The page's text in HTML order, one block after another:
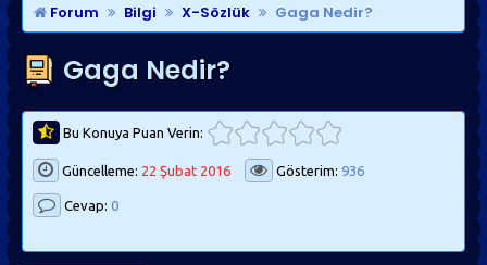
KISAYOLLAR
Forum Bilgi X-Sözlük Gaga Nedir?
Gaga Nedir?
Bu Konuya Puan Verin:
Güncelleme: 22 Şubat 2016 Gösterim: 936
Cevap: 0